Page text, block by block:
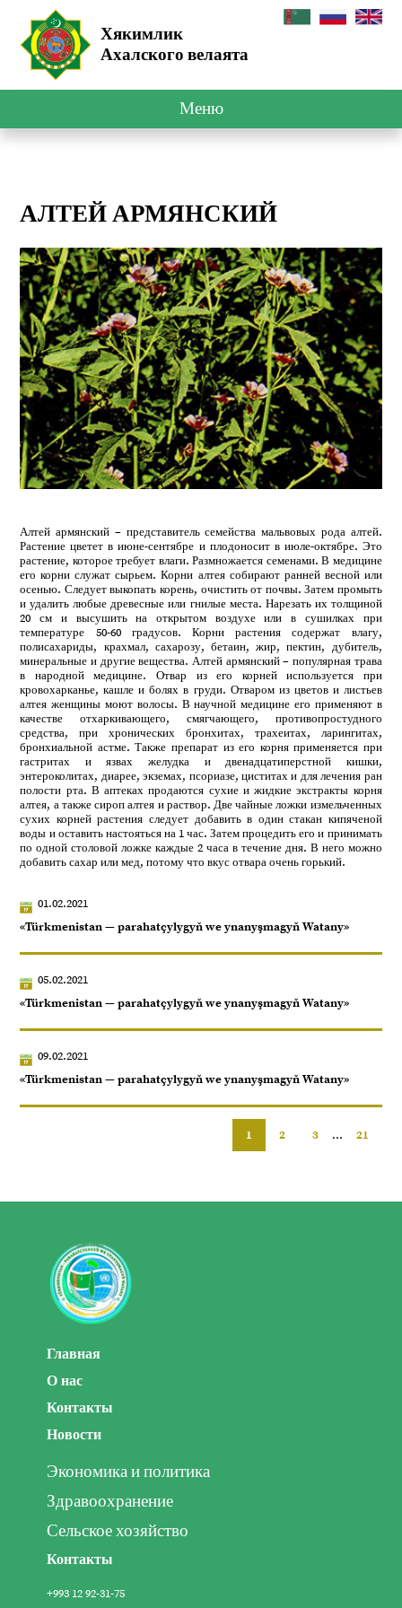
Хякимлик
Ахалского велаята
Меню
АЛТЕЙ АРМЯНСКИЙ
Алтей армянский – представитель семейства мальвовых рода алтей.
Растение цветет в июне-сентябре и плодоносит в июле-октябре. Это
растение, которое требует влаги. Размножается семенами. В медицине
его корни служат сырьем. Корни алтея собирают ранней весной или
осенью. Следует выкопать корень, очистить от почвы. Затем промыть
и удалить любые древесные или гнилые места. Нарезать их толщиной
20 см и высушить на открытом воздухе или в сушилках при
температуре 50-60 градусов. Корни растения содержат влагу,
полисахариды, крахмал, сахарозу, бетаин, жир, пектин, дубитель,
минеральные и другие вещества. Алтей армянский – популярная трава
в народной медицине. Отвар из его корней используется при
кровохарканье, кашле и болях в груди. Отваром из цветов и листьев
алтея женщины моют волосы. В научной медицине его применяют в
качестве отхаркивающего, смягчающего, противопростудного
средства, при хронических бронхитах, трахеитах, ларингитах,
бронхиальной астме. Также препарат из его корня применяется при
гастритах и язвах желудка и двенадцатиперстной кишки,
энтероколитах, диарее, экземах, псориазе, циститах и для лечения ран
полости рта. В аптеках продаются сухие и жидкие экстракты корня
алтея, а также сироп алтея и раствор. Две чайные ложки измельченных
сухих корней растения следует добавить в один стакан кипяченой
воды и оставить настояться на 1 час. Затем процедить его и принимать
по одной столовой ложке каждые 2 часа в течение дня. В него можно
добавить сахар или мед, потому что вкус отвара очень горький.
01.02.2021
«Türkmenistan — parahatçylygyň we ynanyşmagyň Watany»
05.02.2021
«Türkmenistan — parahatçylygyň we ynanyşmagyň Watany»
09.02.2021
«Türkmenistan — parahatçylygyň we ynanyşmagyň Watany»
1 2 3 ... 21
Главная
О нас
Контакты
Новости
Экономика и политика
Здравоохранение
Сельское хозяйство
Контакты
+993 12 92-31-75